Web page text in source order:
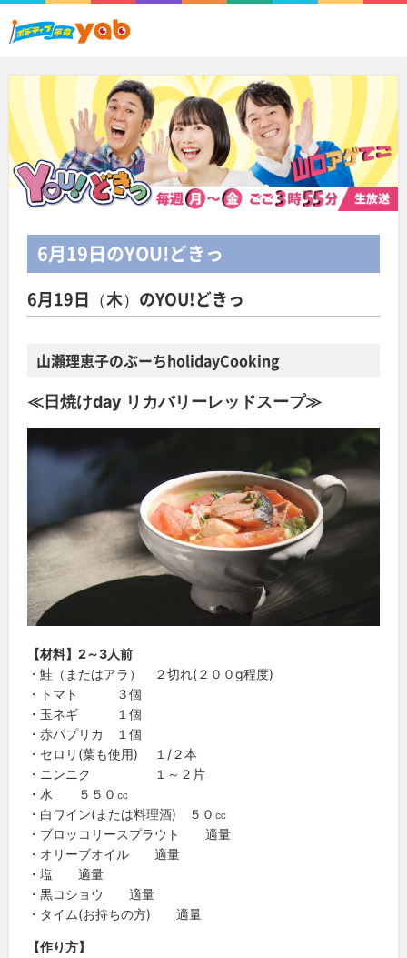
6月19日のYOU!どきっ
6月19日（木）のYOU!どきっ
山瀬理恵子のぶーちholidayCooking
≪日焼けday リカバリーレッドスープ≫
【材料】2～3人前
・鮭（またはアラ） ２切れ(２００g程度)
・トマト ３個
・玉ネギ １個
・赤パプリカ １個
・セロリ(葉も使用) １/２本
・ニンニク １～２片
・水 ５５０㏄
・白ワイン(または料理酒) ５０㏄
・ブロッコリースプラウト 適量
・オリーブオイル 適量
・塩 適量
・黒コショウ 適量
・タイム(お持ちの方) 適量
【作り方】